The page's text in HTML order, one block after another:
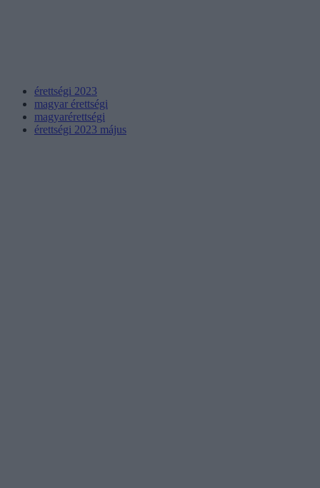
érettségi 2023
magyar érettségi
magyarérettségi
érettségi 2023 május